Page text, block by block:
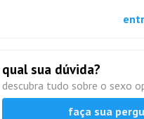
qual sua dúvida?
descubra tudo sobre o sexo
faça sua